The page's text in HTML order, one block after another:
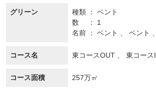
グリーン 種類
ベント
数
1
名前
ベント 、 ベント
コース名 東コースOUT 、 東コース
コース面積 257万㎡